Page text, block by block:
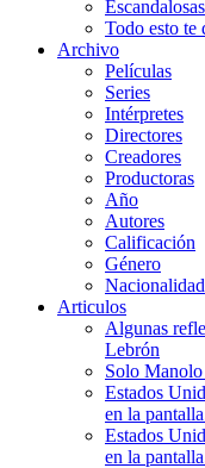
Escandalosas
Todo esto te
Archivo
Películas
Series
Intérpretes
Directores
Creadores
Productoras
Año
Autores
Calificación
Género
Nacionalidad
Articulos
Algunas
Lebrón
Solo Manolo
Estados
en la
Estados
en la